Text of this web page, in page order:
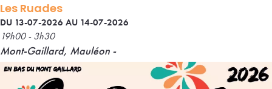
Les Ruades
DU 13-07-2026 AU 14-07-2026
19h00 - 3h30
Mont-Gaillard, Mauléon -